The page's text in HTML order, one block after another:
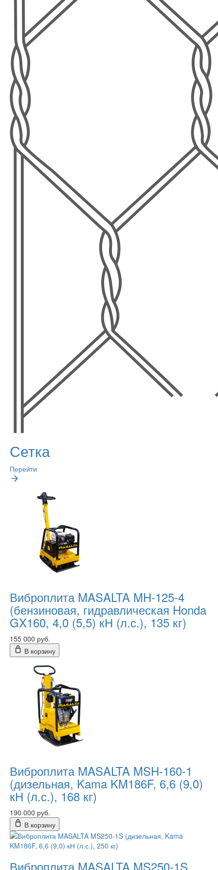
Сетка
Перейти
Виброплита MASALTA MH-125-4
(бензиновая, гидравлическая Honda
GX160, 4,0 (5,5) кН (л.с.), 135 кг)
155 000 руб.
В корзину
Виброплита MASALTA MSH-160-1
(дизельная, Kama KM186F, 6,6 (9,0)
кН (л.с.), 168 кг)
190 000 руб.
В корзину
Виброплита MASALTA MS250-1S